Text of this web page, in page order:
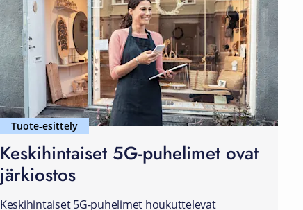
Tuote-esittely
Keskihintaiset 5G-puhelimet ovat
järkiostos
Keskihintaiset 5G-puhelimet houkuttelevat